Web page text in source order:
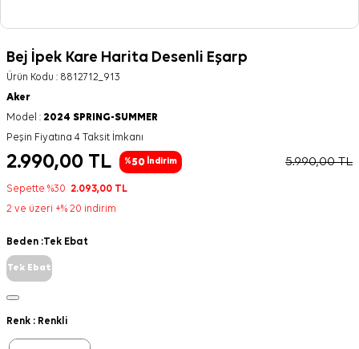
Bej İpek Kare Harita Desenli Eşarp
Ürün Kodu : 8812712_913
Aker
Model : 2024 SPRING-SUMMER
Peşin Fiyatına 4 Taksit İmkanı
2.990,00 TL %50 İndirim 5.990,00TL
Sepette %30 2.093,00 TL
2 ve üzeri +% 20 indirim
Beden :Tek Ebat
Tek Ebat
Renk : Renkli